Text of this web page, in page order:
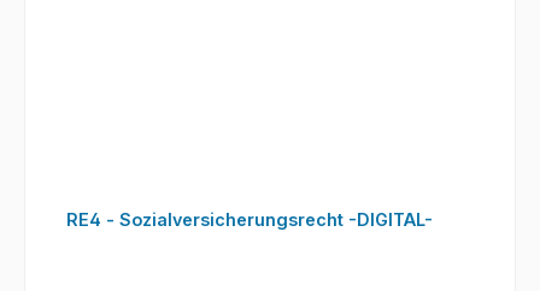
RE4 - Sozialversicherungsrecht -DIGITAL-